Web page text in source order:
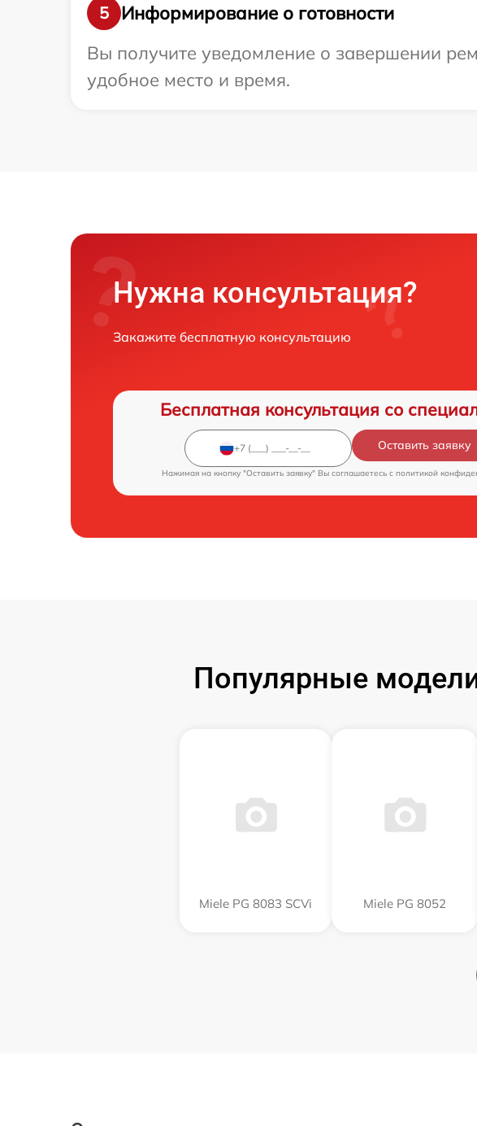
5
Информирование о готовности
Вы получите уведомление о завершении
удобное место и время.
Нужна консультация?
Закажите бесплатную консультацию
Бесплатная консультация со
Оставить заявку
Нажимая на кнопку "Оставить заявку" Вы соглашаетесь c политикой
Популярные
Miele PG 8083 SCVi Miele PG 8052